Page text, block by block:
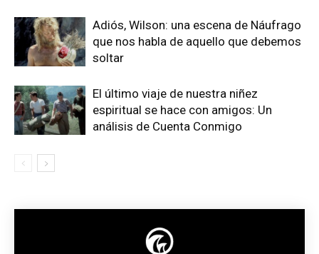
Adiós, Wilson: una escena de Náufrago
que nos habla de aquello que debemos
soltar
El último viaje de nuestra niñez
espiritual se hace con amigos: Un
análisis de Cuenta Conmigo